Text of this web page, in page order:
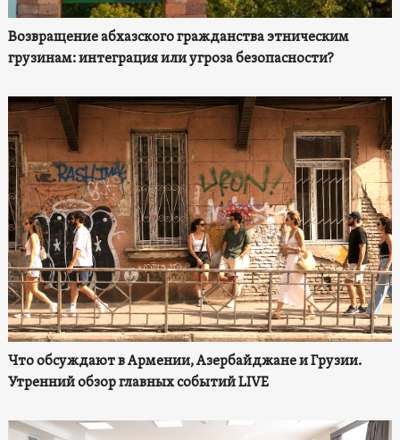
Возвращение абхазского гражданства этническим
грузинам: интеграция или угроза безопасности?
Что обсуждают в Армении, Азербайджане и Грузии.
Утренний обзор главных событий LIVE